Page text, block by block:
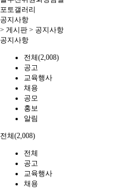
포토갤러리
공지사항
> 게시판 > 공지사항
공지사항
전체(2,008)
공고
교육행사
채용
공모
홍보
알림
전체(2,008)
전체
공고
교육행사
채용